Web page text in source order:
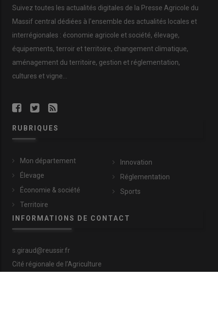
Suivez toutes les actualités digitales de la Presse Agricole du
Massif central dédiées à l'ensemble des actualités locales et
interrégionales : économie agricole et société, élevage,
équipements, terroir et territoire, changement climatique,
aménagement du territoire, gestion et réglementation,
cultures et vigne...
RUBRIQUES
Mon département
Élevage
Économie & société
Territoire
Innovation
Réglementation
Sports
INFORMATIONS DE CONTACT
s.giraud@reussir.fr
Cité régionale de l’Agriculture